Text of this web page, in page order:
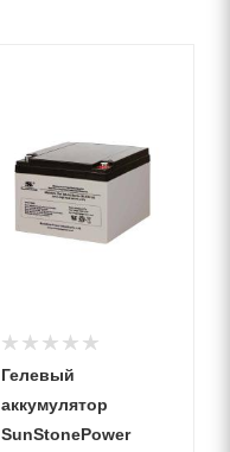
Вес, кг
7,9 кг
Гелевый
аккумулятор
SunStonePower